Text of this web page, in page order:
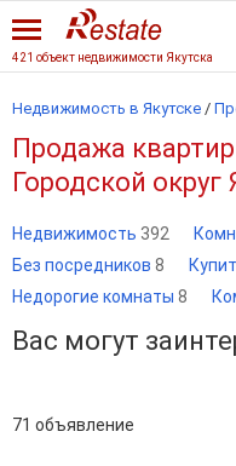
421 объект недвижимости Якутска
Недвижимость в Якутске /
Продажа
Городской округ
Недвижимость 392
Без посредников 8
Недорогие комнаты 8
Вас могут
71 объявление